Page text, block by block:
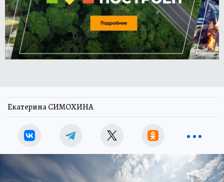
Екатерина СИМОХИНА